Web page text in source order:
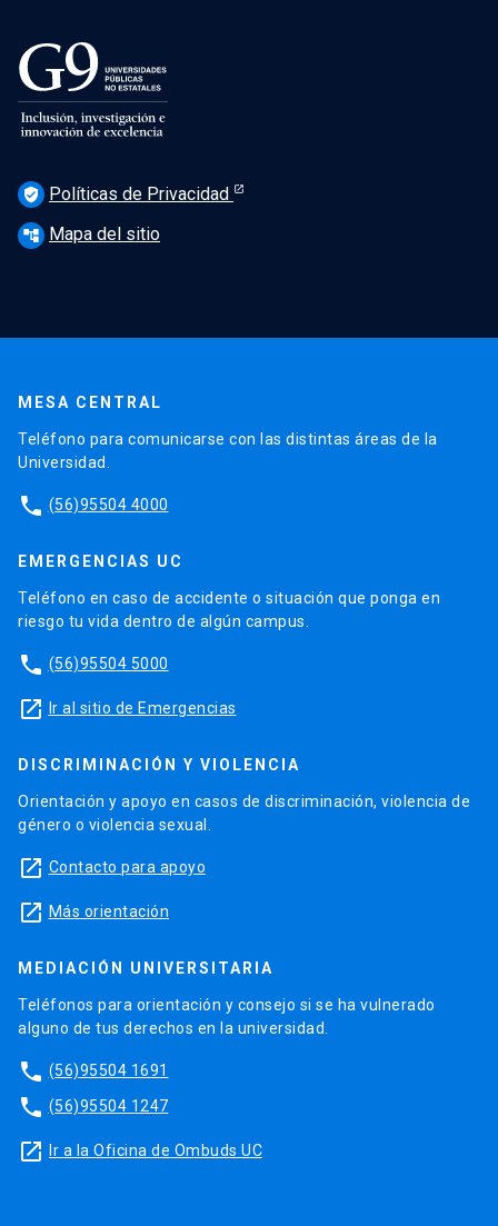
verified_user Políticas de Privacidad
account_tree Mapa del sitio
MESA CENTRAL
Teléfono para comunicarse con las distintas áreas de la
Universidad.
phone (56)95504 4000
EMERGENCIAS UC
Teléfono en caso de accidente o situación que ponga en
riesgo tu vida dentro de algún campus.
phone (56)95504 5000
launch Ir al sitio de Emergencias
DISCRIMINACIÓN Y VIOLENCIA
Orientación y apoyo en casos de discriminación, violencia de
género o violencia sexual.
launch Contacto para apoyo
launch Más orientación
MEDIACIÓN UNIVERSITARIA
Teléfonos para orientación y consejo si se ha vulnerado
alguno de tus derechos en la universidad.
phone (56)95504 1691
phone (56)95504 1247
launch Ir a la Oficina de Ombuds UC